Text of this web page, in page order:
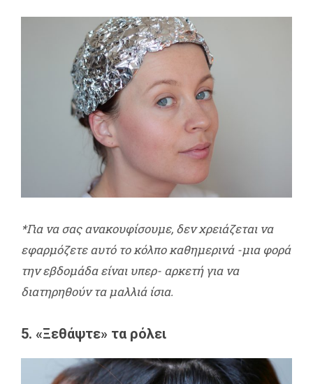
*Για να σας ανακουφίσουμε, δεν χρειάζεται να
εφαρμόζετε αυτό το κόλπο καθημερινά -μια φορά
την εβδομάδα είναι υπερ- αρκετή για να
διατηρηθούν τα μαλλιά ίσια.
5. «Ξεθάψτε» τα ρόλει